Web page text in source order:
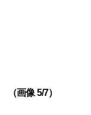
（画像 5/7）